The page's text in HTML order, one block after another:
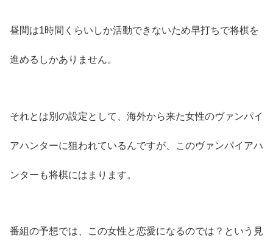
昼間は1時間くらいしか活動できないため早打ちで将棋を
進めるしかありません。
それとは別の設定として、海外から来た女性のヴァンパイ
アハンターに狙われているんですが、このヴァンパイアハ
ンターも将棋にはまります。
番組の予想では、この女性と恋愛になるのでは？という見